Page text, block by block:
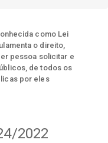
como Lei
o direito,
pessoa solicitar e
de todos os
por eles
2022